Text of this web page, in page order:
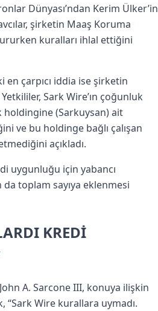
Dünyası’ndan Kerim Ülker’in
şirketin Maaş Koruma
kuralları ihlal ettiğini
en çarpıcı iddia ise şirketin
Sark Wire’ın çoğunluk
(Sarkuysan) ait
ve bu holdinge bağlı çalışan
açıkladı.
uygunluğu için yabancı
toplam sayıya eklenmesi
KREDİ
John A. Sarcone III, konuya ilişkin
“Sark Wire kurallara uymadı.